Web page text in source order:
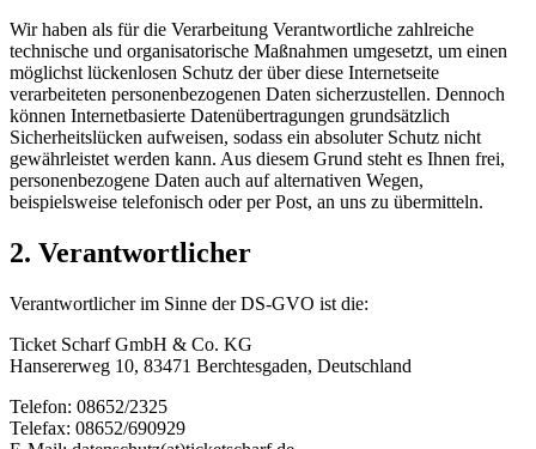
Wir haben als für die Verarbeitung Verantwortliche zahlreiche
technische und organisatorische Maßnahmen umgesetzt, um einen
möglichst lückenlosen Schutz der über diese Internetseite
verarbeiteten personenbezogenen Daten sicherzustellen. Dennoch
können Internetbasierte Datenübertragungen grundsätzlich
Sicherheitslücken aufweisen, sodass ein absoluter Schutz nicht
gewährleistet werden kann. Aus diesem Grund steht es Ihnen frei,
personenbezogene Daten auch auf alternativen Wegen,
beispielsweise telefonisch oder per Post, an uns zu übermitteln.
2. Verantwortlicher
Verantwortlicher im Sinne der DS-GVO ist die:
Ticket Scharf GmbH & Co. KG
Hansererweg 10, 83471 Berchtesgaden, Deutschland
Telefon: 08652/2325
Telefax: 08652/690929